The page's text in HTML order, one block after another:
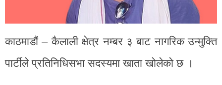
काठमाडौं – कैलाली क्षेत्र नम्बर ३ बाट नागरिक उन्मुक्ति
पार्टीले प्रतिनिधिसभा सदस्यमा खाता खोलेको छ ।